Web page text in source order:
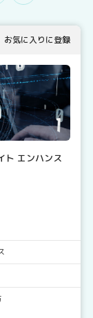
お気に入りに登録
ト エンハンス